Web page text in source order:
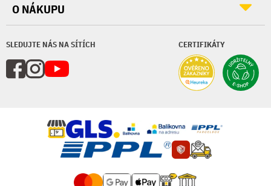
SLEDUJTE NÁS NA SÍTÍCH CERTIFIKÁTY
O NÁKUPU